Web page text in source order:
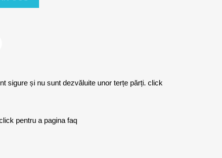
sigure și nu sunt dezvăluite unor terțe părți. click
pentru a pagina faq